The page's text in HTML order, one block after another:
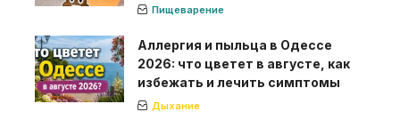
Пищеварение
Аллергия и пыльца в Одессе
2026: что цветет в августе, как
избежать и лечить симптомы
Дыхание